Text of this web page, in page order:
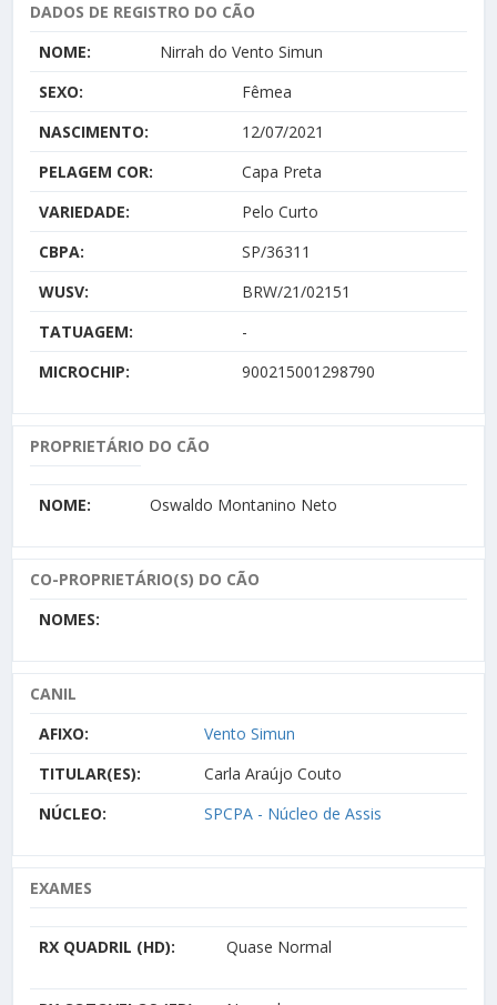
DADOS DE REGISTRO DO CÃO
NOME:
Nirrah do Vento Simun
SEXO:
Fêmea
NASCIMENTO:
12/07/2021
PELAGEM COR:
Capa Preta
VARIEDADE:
Pelo Curto
CBPA:
SP/36311
WUSV:
BRW/21/02151
TATUAGEM:
-
MICROCHIP:
900215001298790
PROPRIETÁRIO DO CÃO
NOME: Oswaldo Montanino Neto
CO-PROPRIETÁRIO(S) DO CÃO
NOMES:
CANIL
AFIXO:
Vento Simun
TITULAR(ES):
Carla Araújo Couto
NÚCLEO:
SPCPA - Núcleo de Assis
EXAMES
RX QUADRIL (HD): Quase Normal